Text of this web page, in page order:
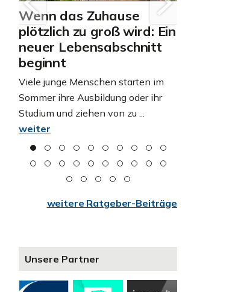
Wenn das Zuhause
plötzlich zu groß wird: Ein
neuer Lebensabschnitt
beginnt
Viele junge Menschen starten im
Sommer ihre Ausbildung oder ihr
Studium und ziehen von zu ...
weiter
weitere Ratgeber-Beiträge
Unsere Partner